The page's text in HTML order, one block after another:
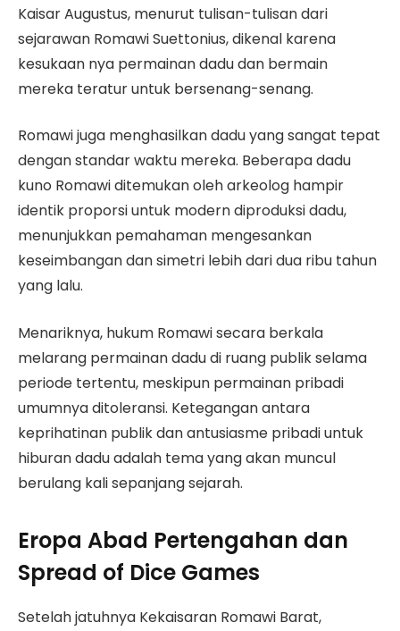
Kaisar Augustus, menurut tulisan-tulisan dari
sejarawan Romawi Suettonius, dikenal karena
kesukaan nya permainan dadu dan bermain
mereka teratur untuk bersenang-senang.
Romawi juga menghasilkan dadu yang sangat tepat
dengan standar waktu mereka. Beberapa dadu
kuno Romawi ditemukan oleh arkeolog hampir
identik proporsi untuk modern diproduksi dadu,
menunjukkan pemahaman mengesankan
keseimbangan dan simetri lebih dari dua ribu tahun
yang lalu.
Menariknya, hukum Romawi secara berkala
melarang permainan dadu di ruang publik selama
periode tertentu, meskipun permainan pribadi
umumnya ditoleransi. Ketegangan antara
keprihatinan publik dan antusiasme pribadi untuk
hiburan dadu adalah tema yang akan muncul
berulang kali sepanjang sejarah.
Eropa Abad Pertengahan dan
Spread of Dice Games
Setelah jatuhnya Kekaisaran Romawi Barat,